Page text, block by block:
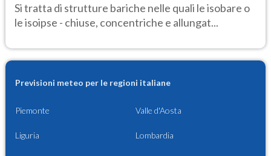
Si tratta di strutture bariche nelle quali le isobare o
le isoipse - chiuse, concentriche e allungat...
Previsioni meteo per le regioni italiane
Piemonte Valle d'Aosta
Liguria Lombardia